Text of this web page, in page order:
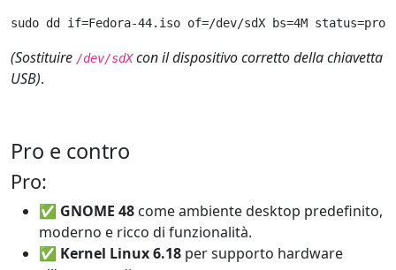
sudo dd if=Fedora-44.iso of=/dev/sdX bs=4M
(Sostituire /dev/sdXcon il dispositivo corretto della chiavetta
USB).
Pro e contro
Pro:
✅ GNOME 48 come ambiente desktop predefinito,
moderno e ricco di funzionalità.
✅ Kernel Linux 6.18 per supporto hardware